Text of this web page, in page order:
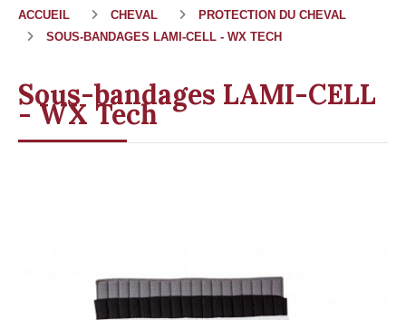
ACCUEIL CHEVAL
PROTECTION DU CHEVAL
SOUS-BANDAGES LAMI-CELL - WX TECH
Sous-bandages LAMI-CELL
- WX Tech